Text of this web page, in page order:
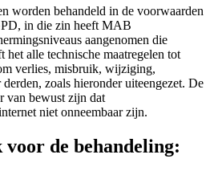
worden behandeld in de voorwaarden
in die zin heeft MAB
aangenomen die
alle technische maatregelen tot
verlies, misbruik, wijziging,
zoals hieronder uiteengezet. De
van bewust zijn dat
niet onneembaar zijn.
de behandeling: